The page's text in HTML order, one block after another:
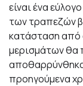
είναι ένα
των τραπεζών
κατάσταση από
μερισμάτων θα
προηγούμενα